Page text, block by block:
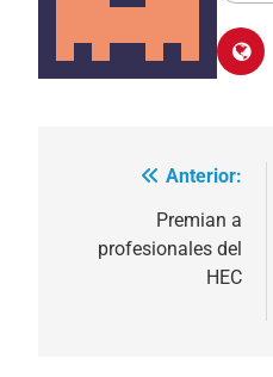
Navegación
entradas
Anterior:
Premian a
profesionales del
HEC